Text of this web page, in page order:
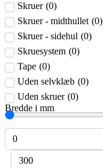
Skruer (0)
Skruer - midthullet (0)
Skruer - sidehul (0)
Skruesystem (0)
Tape (0)
Uden selvklæb (0)
Uden skruer (0)
Bredde i mm